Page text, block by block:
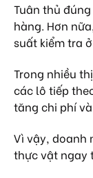
Tuân thủ
hàng. Hơn
suất kiểm tra
Trong nhiều
các lô tiếp
tăng chi phí
Vì vậy, doanh
thực vật ngay